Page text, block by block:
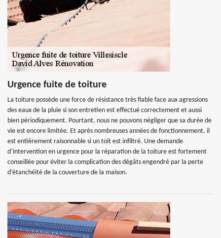
Urgence fuite de toiture
La toiture possède une force de résistance très fiable face aux agressions
des eaux de la pluie si son entretien est effectué correctement et aussi
bien périodiquement. Pourtant, nous ne pouvons négliger que sa durée de
vie est encore limitée. Et après nombreuses années de fonctionnement, il
est entièrement raisonnable si un toit est infiltré. Une demande
d’intervention en urgence pour la réparation de la toiture est fortement
conseillée pour éviter la complication des dégâts engendré par la perte
d’étanchéité de la couverture de la maison.